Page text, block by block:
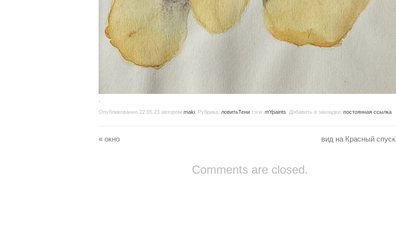
Опубликованно 22.05.23 автором maki . Рубрика: ловитьТени тэги: mYpaints . Добавить в закладки: постоянная ссылка
« окно вид на Красный спуск
Comments are closed.